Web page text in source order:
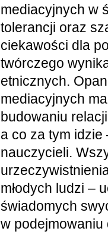
mediacyjnych w
tolerancji oraz
ciekawości dla
twórczego
etnicznych.
mediacyjnych
budowaniu
a co za tym
nauczycieli.
młodych ludzi –
świadomych
w